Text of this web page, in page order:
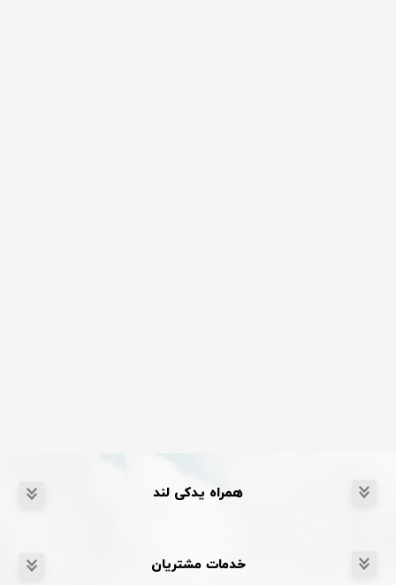
همراه یدکی لند
خدمات مشتریان